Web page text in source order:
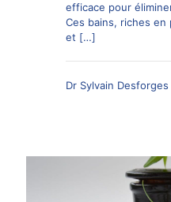
efficace pour
Ces bains, riches
et […]
Dr Sylvain Desforges